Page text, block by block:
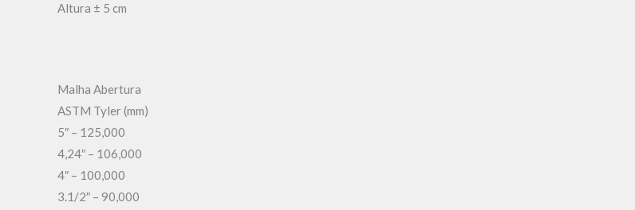
Altura ± 5 cm
Malha Abertura
ASTM Tyler (mm)
5″ – 125,000
4,24″ – 106,000
4″ – 100,000
3.1/2″ – 90,000